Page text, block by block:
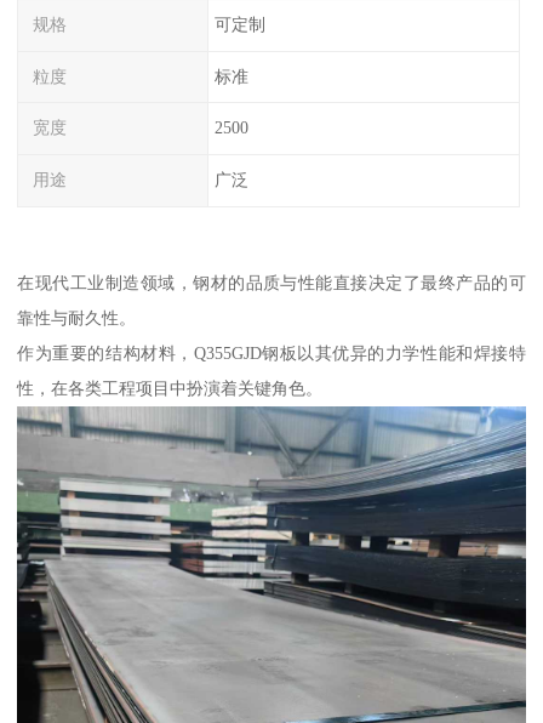
规格 可定制
粒度 标准
宽度 2500
用途 广泛
在现代工业制造领域，钢材的品质与性能直接决定了最终产品的可
靠性与耐久性。
作为重要的结构材料，Q355GJD钢板以其优异的力学性能和焊接特
性，在各类工程项目中扮演着关键角色。